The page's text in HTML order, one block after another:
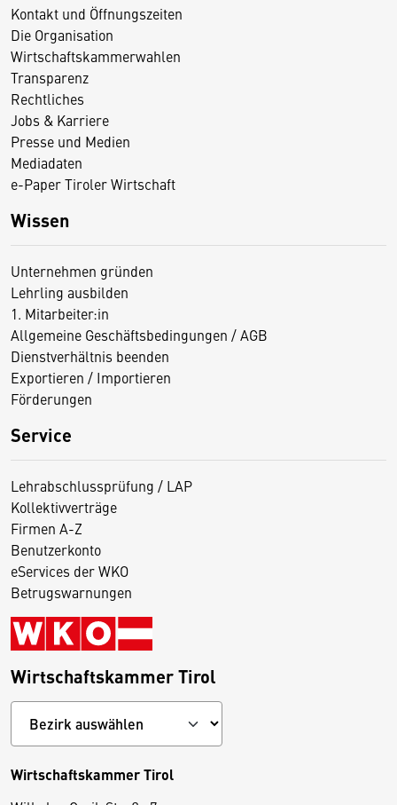
Kontakt und Öffnungszeiten
Die Organisation
Wirtschaftskammerwahlen
Transparenz
Rechtliches
Jobs & Karriere
Presse und Medien
Mediadaten
e-Paper Tiroler Wirtschaft
Wissen
Unternehmen gründen
Lehrling ausbilden
1. Mitarbeiter:in
Allgemeine Geschäftsbedingungen / AGB
Dienstverhältnis beenden
Exportieren / Importieren
Förderungen
Service
Lehrabschlussprüfung / LAP
Kollektivverträge
Firmen A-Z
Benutzerkonto
eServices der WKO
Betrugswarnungen
Wirtschaftskammer Tirol
Wirtschaftskammer Tirol